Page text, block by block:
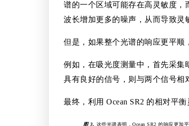
谱的一个区域可能存在高灵敏度，
波长增加更多的噪声，从而导致灵
但是，如果整个光谱的响应更平
例如，在吸光度测量中，首先采集
具有良好的信号，则与两个信号相
最终，利用 Ocean SR2 的相对平
图 3. 这些光谱表明，Ocean SR2 的响应更加